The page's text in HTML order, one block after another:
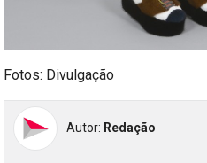
Fotos: Divulgação
Autor: Redação